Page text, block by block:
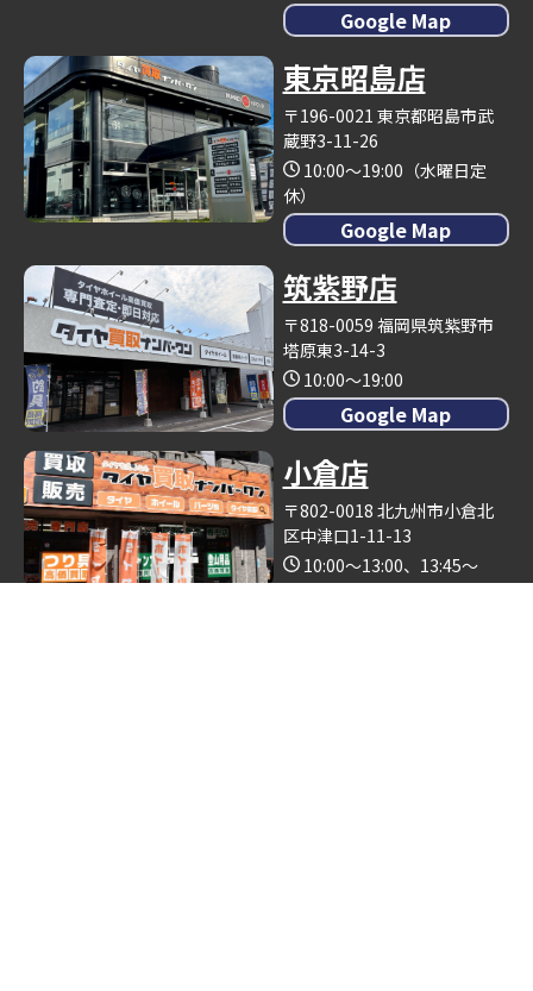
Google Map
東京昭島店
〒196-0021 東京都昭島市武
蔵野3-11-26
10:00～19:00（水曜日定
休）
Google Map
筑紫野店
〒818-0059 福岡県筑紫野市
塔原東3-14-3
10:00～19:00
Google Map
小倉店
〒802-0018 北九州市小倉北
区中津口1-11-13
10:00～13:00、13:45～
19:00（木曜日定休）